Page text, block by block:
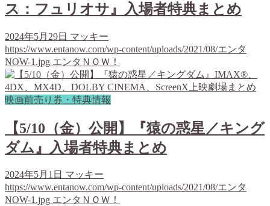
ス：フュリオサ』入場者特典まとめ
2024年5月29日 マッキー
https://www.entanow.com/wp-content/uploads/2021/08/エンタ
NOW-1.jpg エンタＮＯＷ！
映画前売り券・特典情報
【5/10（金）公開】『猿の惑星／キング
ダム』入場者特典まとめ
2024年5月1日 マッキー
https://www.entanow.com/wp-content/uploads/2021/08/エンタ
NOW-1.jpg エンタＮＯＷ！